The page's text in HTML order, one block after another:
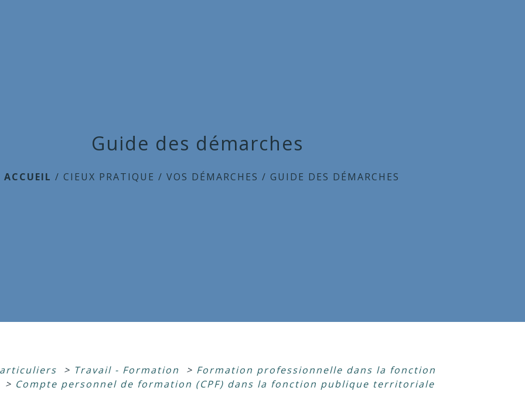
Guide des démarches
ACCUEIL /CIEUX PRATIQUE /VOS DÉMARCHES /GUIDE DES DÉMARCHES
> Travail - Formation > Formation professionnelle dans la fonction
> Compte personnel de formation (CPF) dans la fonction publique territoriale